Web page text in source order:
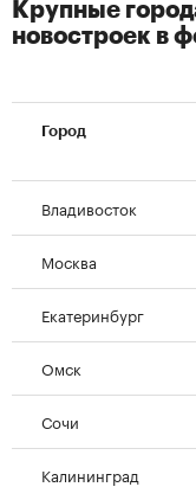
Крупные
новостроек в
Город
Владивосток
Москва
Екатеринбург
Омск
Сочи
Калининград